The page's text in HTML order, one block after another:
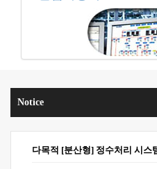
Notice
다목적 [분산형] 정수처리 시스